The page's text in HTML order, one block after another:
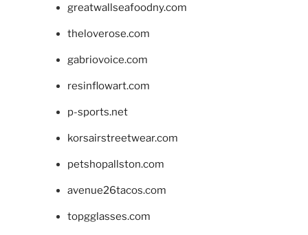
greatwallseafoodny.com
theloverose.com
gabriovoice.com
resinflowart.com
p-sports.net
korsairstreetwear.com
petshopallston.com
avenue26tacos.com
topgglasses.com